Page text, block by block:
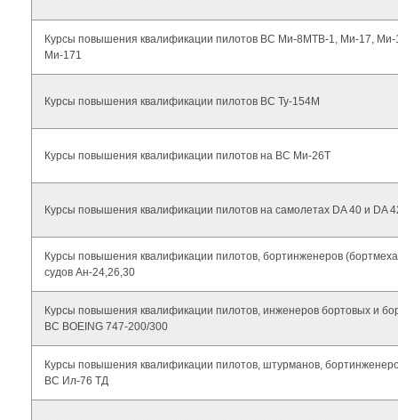
Курсы повышения квалификации пилотов ВС Ми-8МТВ-1, Ми-17,
Ми-171
Курсы повышения квалификации пилотов ВС Ту-154М
Курсы повышения квалификации пилотов на ВС Ми-26Т
Курсы повышения квалификации пилотов на самолетах DA 40 и DA
Курсы повышения квалификации пилотов, бортинженеров
судов Ан-24,26,30
Курсы повышения квалификации пилотов, инженеров бортовых и
ВС BOEING 747-200/300
Курсы повышения квалификации пилотов, штурманов,
ВС Ил-76 ТД